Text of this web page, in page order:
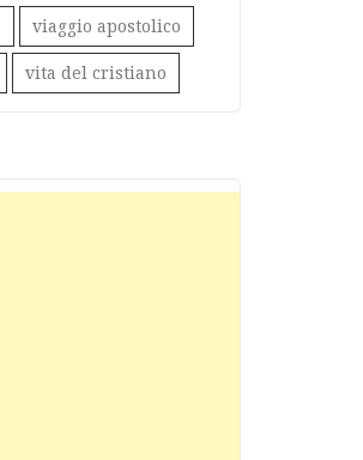
viaggio apostolico
vita del cristiano